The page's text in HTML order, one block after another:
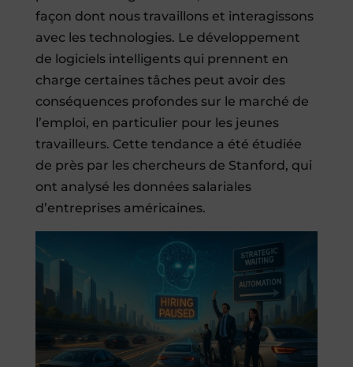
façon dont nous travaillons et interagissons
avec les technologies. Le développement
de logiciels intelligents qui prennent en
charge certaines tâches peut avoir des
conséquences profondes sur le marché de
l’emploi, en particulier pour les jeunes
travailleurs. Cette tendance a été étudiée
de près par les chercheurs de Stanford, qui
ont analysé les données salariales
d’entreprises américaines.